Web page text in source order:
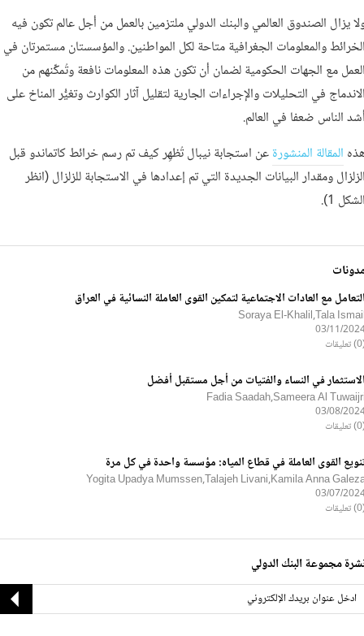
يزال الصندوق العالمي والبنك الدولي ملتزمين بالعمل من أجل عالم تكون فيه
والمعلومات الجغرافية متاحة لكل المواطنين. والمؤسستان مستمرتان في
مع الجهات الحكومية لضمان أن تكون هذه المعلومات نافعة وتُمكِّنهم من
في التحليلات والإجراءات الجارية لتقليل آثار الكوارث وتغيُّر المناخ على
الناس ضعفا في العالم.
المقالة المنشورةعن استجابة نيبال تُظهِر كيف تم رسم خرائط كاتماندو قبل
ومقدار البيانات الجديدة التي تم إعدادها في الاستجابة للزلزال (انظر
1).
مع العادات الاجتماعية لتمكين القوى العاملة النسائية في العراق
Soraya El-Khalil,Tala
03/11/
في النساء والفتيات من أجل مستقبل أفضل
Fadia Saadah,Sameera Al
03/08/
القوى العاملة في قطاع المياه: مؤسسة واحدة في كل مرة
Yogita Upadya Mumssen,Talajeh Livani,Kamila Anna
03/07/
مجموعة البنك الدولي